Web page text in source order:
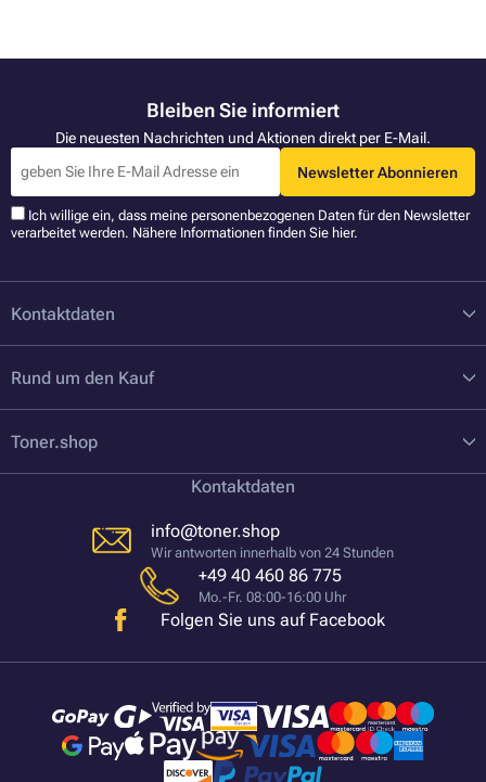
Bleiben Sie informiert
Die neuesten Nachrichten und Aktionen direkt per E-Mail.
Newsletter Abonnieren
Ich willige ein, dass meine personenbezogenen Daten für den Newsletter
verarbeitet werden. Nähere Informationen finden Sie hier.
Kontaktdaten
Rund um den Kauf
Toner.shop
Kontaktdaten
info@toner.shop
Wir antworten innerhalb von 24 Stunden
+49 40 460 86 775
Mo.-Fr. 08:00-16:00 Uhr
Folgen Sie uns auf Facebook